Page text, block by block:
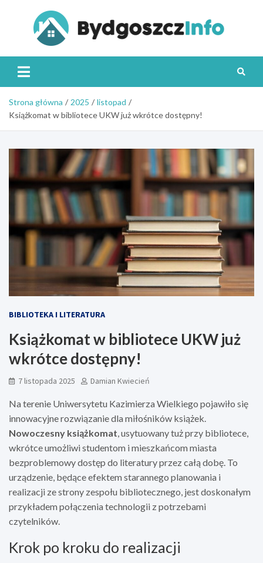
Strona główna 2025
listopad
Książkomat w bibliotece UKW już wkrótce dostępny!
BIBLIOTEKA I LITERATURA
Książkomat w bibliotece UKW już
wkrótce dostępny!
7 listopada 2025 Damian Kwiecień
Na terenie Uniwersytetu Kazimierza Wielkiego pojawiło się
innowacyjne rozwiązanie dla miłośników książek.
Nowoczesny książkomat , usytuowany tuż przy bibliotece,
wkrótce umożliwi studentom i mieszkańcom miasta
bezproblemowy dostęp do literatury przez całą dobę. To
urządzenie, będące efektem starannego planowania i
realizacji ze strony zespołu bibliotecznego, jest doskonałym
przykładem połączenia technologii z potrzebami
czytelników.
Krok po kroku do realizacji